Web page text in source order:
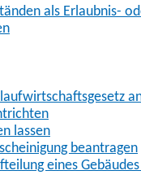
als Erlaubnis-
lassen
beantragen
eines